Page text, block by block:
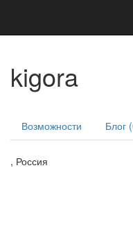
kigora
Возможности Блог
, Россия